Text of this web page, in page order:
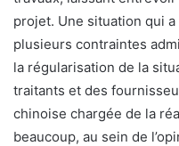
projet. Une situation qui
plusieurs contraintes
la régularisation de la
traitants et des
chinoise chargée de la
beaucoup, au sein de